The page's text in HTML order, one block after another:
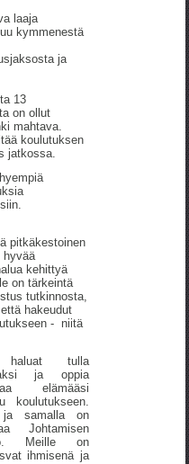
laaja
kymmenestä
ja
13
on ollut
mahtava.
koulutuksen
jatkossa.
pitkäkestoinen
hyvää
kehittyä
on tärkeintä
tutkinnosta,
hakeudut
- niitä
haluat tulla
ja oppia
elämääsi
koulutukseen.
samalla on
Johtamisen
Meille on
ihmisenä ja